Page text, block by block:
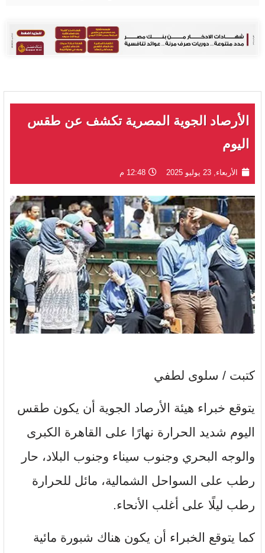
الأرصاد الجوية المصرية تكشف عن طقس
اليوم
الأربعاء, 23 يوليو 2025 12:48 م
كتبت / سلوى لطفي
يتوقع خبراء هيئة الأرصاد الجوية أن يكون طقس
اليوم شديد الحرارة نهارًا على القاهرة الكبرى
والوجه البحري وجنوب سيناء وجنوب البلاد، حار
رطب على السواحل الشمالية، مائل للحرارة
رطب ليلًا على أغلب الأنحاء.
كما يتوقع الخبراء أن يكون هناك شبورة مائية